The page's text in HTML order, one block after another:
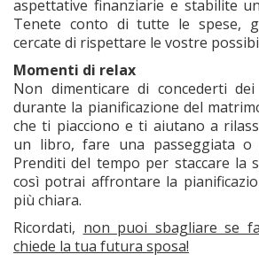
aspettative finanziarie e stabilite
Tenete conto di tutte le spese,
cercate di rispettare le vostre
Momenti di relax
Non dimenticare di concederti
durante la pianificazione del
che ti piacciono e ti aiutano a
un libro, fare una passeggiata o
Prenditi del tempo per staccare la
così potrai affrontare la
più chiara.
Ricordati, non puoi sbagliare se
chiede la tua futura sposa!